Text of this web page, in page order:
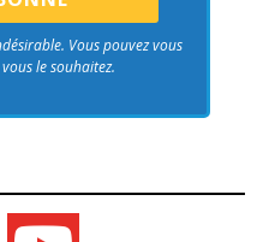
Vous pouvez vous
le souhaitez.